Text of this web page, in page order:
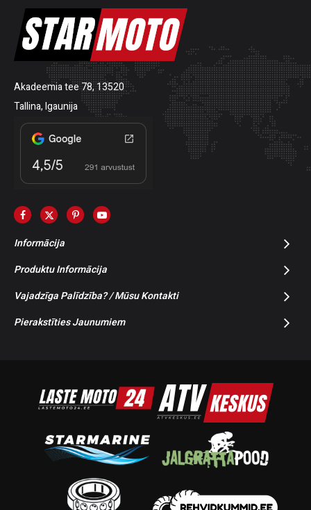
Akadeemia tee 78, 13520
Tallina, Igaunija
Informācija
Produktu Informācija
Vajadzīga Palīdzība? / Mūsu Kontakti
Pierakstīties Jaunumiem